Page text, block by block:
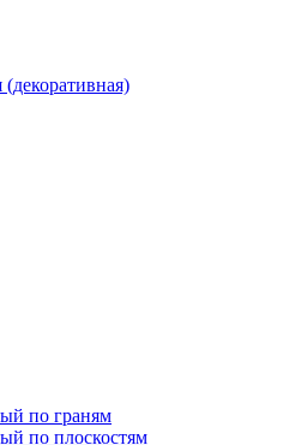
по граням
по плоскостям